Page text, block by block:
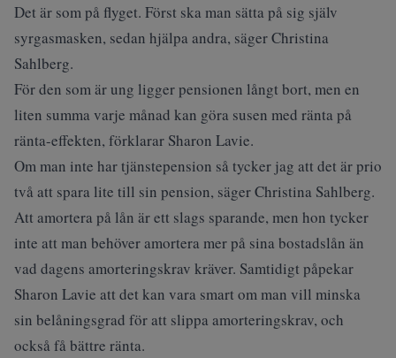
Det är som på flyget. Först ska man sätta på sig själv
syrgasmasken, sedan hjälpa andra, säger Christina
Sahlberg.
För den som är ung ligger pensionen långt bort, men en
liten summa varje månad kan göra susen med ränta på
ränta-effekten, förklarar Sharon Lavie.
Om man inte har tjänstepension så tycker jag att det är prio
två att spara lite till sin pension, säger Christina Sahlberg.
Att amortera på lån är ett slags sparande, men hon tycker
inte att man behöver amortera mer på sina bostadslån än
vad dagens amorteringskrav kräver. Samtidigt påpekar
Sharon Lavie att det kan vara smart om man vill minska
sin belåningsgrad för att slippa amorteringskrav, och
också få bättre ränta.